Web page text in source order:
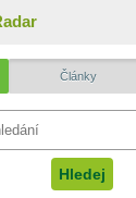
Články